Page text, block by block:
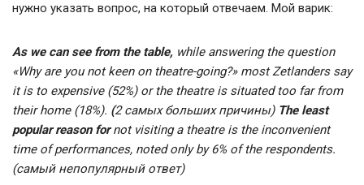
нужно указать вопрос, на который отвечаем. Мой варик:
As we can see from the table, while answering the question
«Why are you not keen on theatre-going?» most Zetlanders say
it is to expensive (52%) or the theatre is situated too far from
their home (18%). (2 самых больших причины)The least
popular reason fornot visiting a theatre is the inconvenient
time of performances, noted only by 6% of the respondents.
(самый непопулярный ответ)